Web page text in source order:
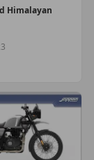
Himalayan